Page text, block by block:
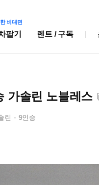
비대면
팔기 렌트 / 구독
가솔린 노블레스
린 9인승